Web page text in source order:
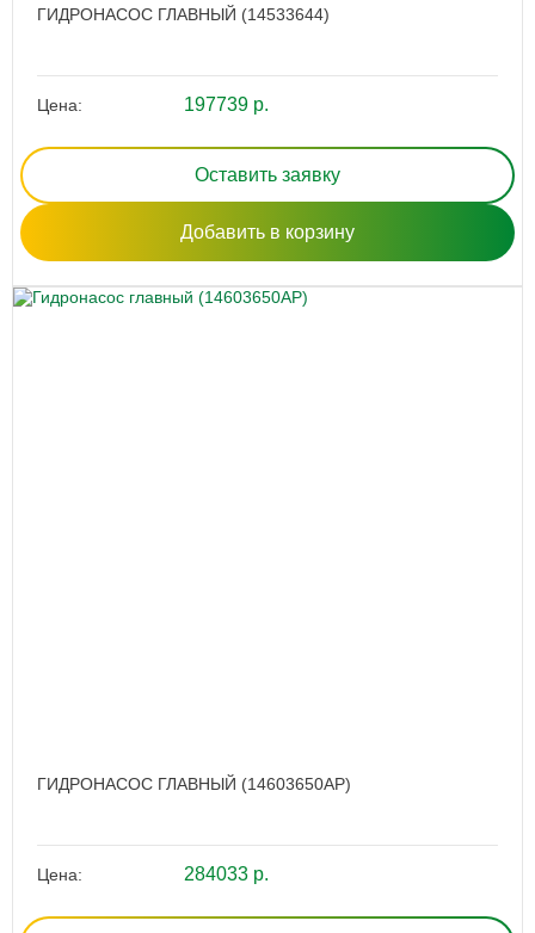
ГИДРОНАСОС ГЛАВНЫЙ (14533644)
Цена: 197739 р.
Оставить заявку
Добавить в корзину
ГИДРОНАСОС ГЛАВНЫЙ (14603650AP)
Цена: 284033 р.